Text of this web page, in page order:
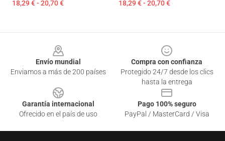
18,29 € - 20,70 € 18,29 € - 20,70 €
Envío mundial
Enviamos a más de 200 países
Compra con confianza
Protegido 24/7 desde los clics
hasta la entrega
Garantía internacional
Ofrecido en el país de uso
Pago 100% seguro
PayPal / MasterCard / Visa